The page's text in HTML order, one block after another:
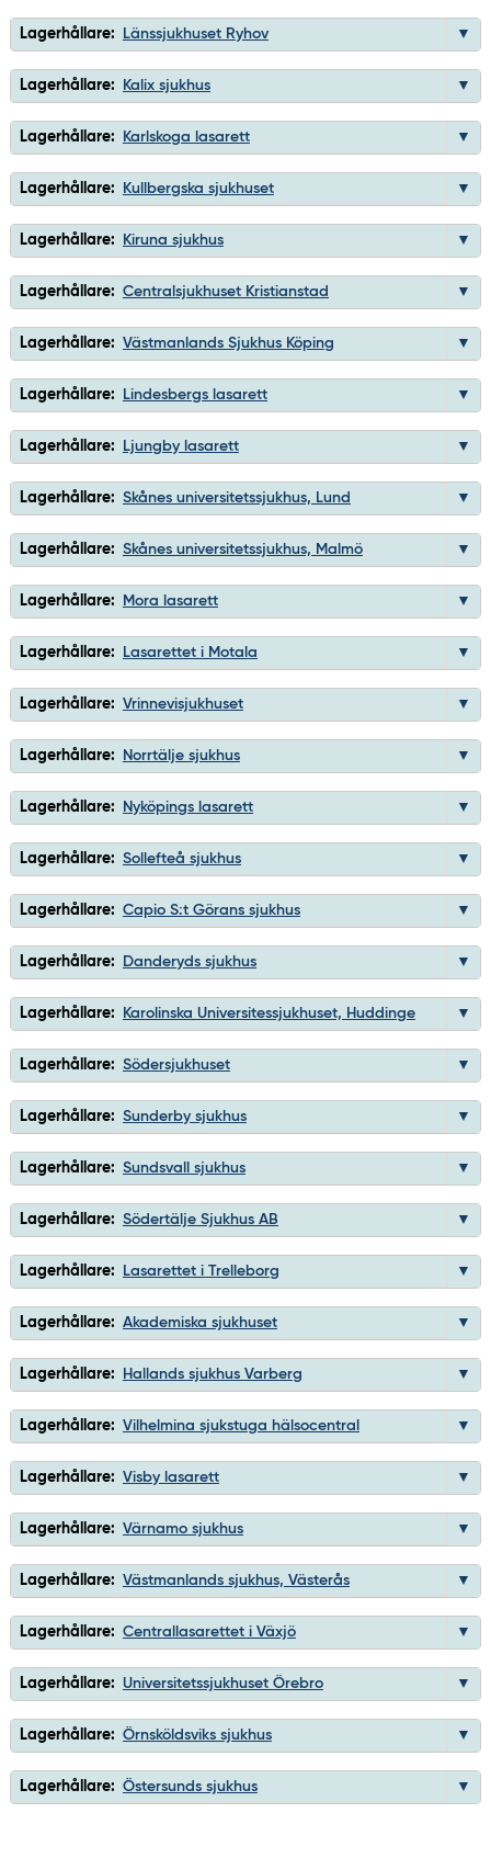
Lagerhållare: Länssjukhuset Ryhov
Lagerhållare: Kalix sjukhus
Lagerhållare: Karlskoga lasarett
Lagerhållare: Kullbergska sjukhuset
Lagerhållare: Kiruna sjukhus
Lagerhållare: Centralsjukhuset Kristianstad
Lagerhållare: Västmanlands Sjukhus Köping
Lagerhållare: Lindesbergs lasarett
Lagerhållare: Ljungby lasarett
Lagerhållare: Skånes universitetssjukhus, Lund
Lagerhållare: Skånes universitetssjukhus, Malmö
Lagerhållare: Mora lasarett
Lagerhållare: Lasarettet i Motala
Lagerhållare: Vrinnevisjukhuset
Lagerhållare: Norrtälje sjukhus
Lagerhållare: Nyköpings lasarett
Lagerhållare: Sollefteå sjukhus
Lagerhållare: Capio S:t Görans sjukhus
Lagerhållare: Danderyds sjukhus
Lagerhållare: Karolinska Universitessjukhuset, Huddinge
Lagerhållare: Södersjukhuset
Lagerhållare: Sunderby sjukhus
Lagerhållare: Sundsvall sjukhus
Lagerhållare: Södertälje Sjukhus AB
Lagerhållare: Lasarettet i Trelleborg
Lagerhållare: Akademiska sjukhuset
Lagerhållare: Hallands sjukhus Varberg
Lagerhållare: Vilhelmina sjukstuga hälsocentral
Lagerhållare: Visby lasarett
Lagerhållare: Värnamo sjukhus
Lagerhållare: Västmanlands sjukhus, Västerås
Lagerhållare: Centrallasarettet i Växjö
Lagerhållare: Universitetssjukhuset Örebro
Lagerhållare: Örnsköldsviks sjukhus
Lagerhållare: Östersunds sjukhus